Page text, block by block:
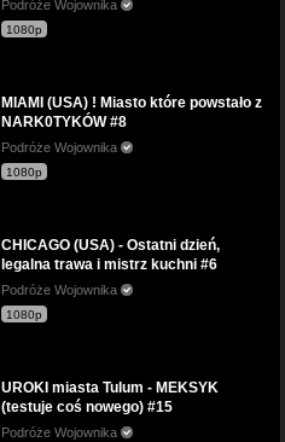
Podróże Wojownika
1080p
MIAMI (USA) ! Miasto które powstało z
NARK0TYKÓW #8
Podróże Wojownika
1080p
CHICAGO (USA) - Ostatni dzień,
legalna trawa i mistrz kuchni #6
Podróże Wojownika
1080p
UROKI miasta Tulum - MEKSYK
(testuje coś nowego) #15
Podróże Wojownika